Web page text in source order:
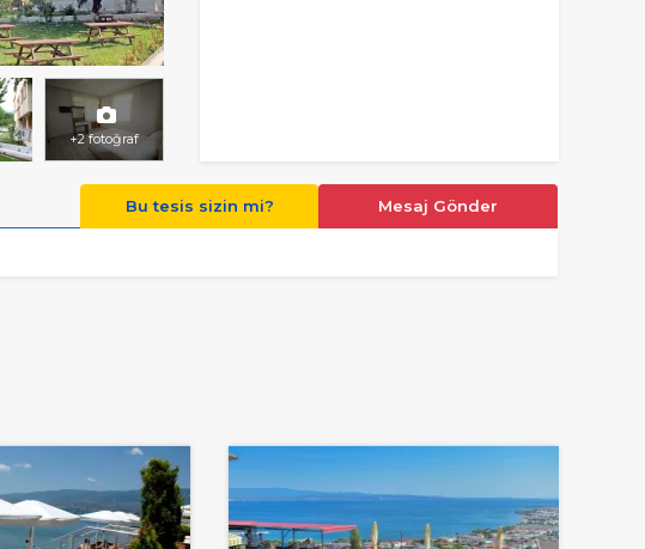
+2 fotoğraf
Bu tesis sizin mi? Mesaj Gönder